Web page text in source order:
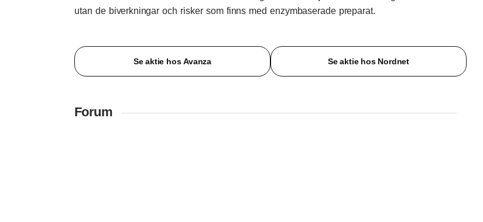
utan de biverkningar och risker som finns med enzymbaserade preparat.
Se aktie hos Avanza Se aktie hos Nordnet
Forum